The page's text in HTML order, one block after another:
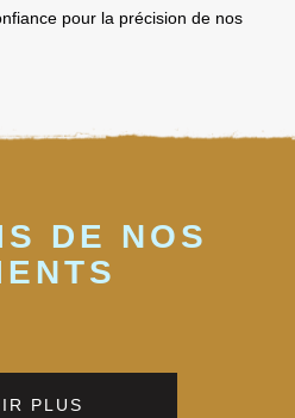
pour la précision de nos
DE NOS
PLUS